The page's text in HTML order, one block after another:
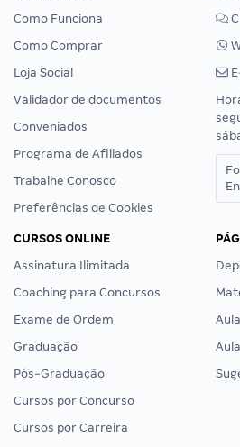
Como Funciona
Como Comprar
Loja Social
Validador de documentos
Conveniados
Programa de Afiliados
Trabalhe Conosco
Preferências de Cookies
CURSOS ONLINE
Assinatura Ilimitada
Coaching para Concursos
Exame de Ordem
Graduação
Pós-Graduação
Cursos por Concurso
Cursos por Carreira